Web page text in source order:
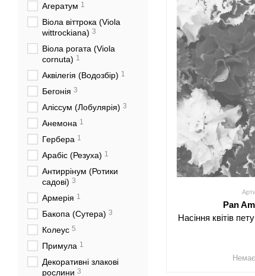
Pan
Насіння квітів
Агератум 1
Віола віттрока (Viola
wittrockiana) 3
Віола рогата (Viola
cornuta) 1
Аквілегія (Водозбір) 1
Бегонія 3
Аліссум (Лобулярія) 3
Анемона 1
Гербера 1
Арабіс (Резуха) 1
Антиррінум (Ротики
садові) 3
Армерія 1
Бакопа (Сутера) 3
Колеус 5
Примула 1
Декоративні злакові
рослини 3